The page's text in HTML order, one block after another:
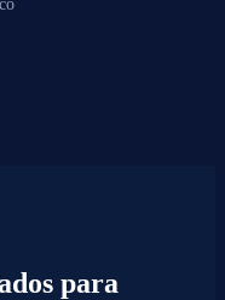
para